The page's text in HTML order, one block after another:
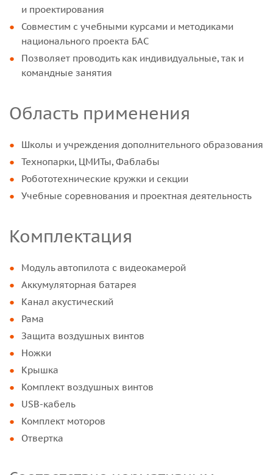
и проектирования
Совместим с учебными курсами и методиками
национального проекта БАС
Позволяет проводить как индивидуальные, так и
командные занятия
Область применения
Школы и учреждения дополнительного образования
Технопарки, ЦМИТы, Фаблабы
Робототехнические кружки и секции
Учебные соревнования и проектная деятельность
Комплектация
Модуль автопилота с видеокамерой
Аккумуляторная батарея
Канал акустический
Рама
Защита воздушных винтов
Ножки
Крышка
Комплект воздушных винтов
USB-кабель
Комплект моторов
Отвертка